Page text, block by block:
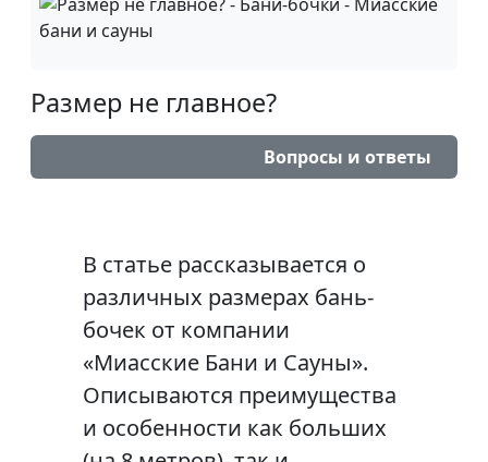
Размер не главное?
Вопросы и ответы
В статье рассказывается о
различных размерах бань-
бочек от компании
«Миасские Бани и Сауны».
Описываются преимущества
и особенности как больших